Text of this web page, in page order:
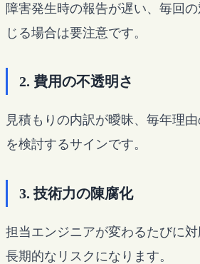
障害発生時の報告が遅い、毎回
じる場合は要注意です。
2. 費用の不透明さ
見積もりの内訳が曖昧、毎年理
を検討するサインです。
3. 技術力の陳腐化
担当エンジニアが変わるたびに
長期的なリスクになります。